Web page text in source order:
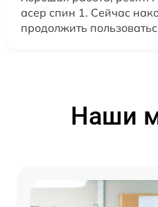
асер спин 1. Сейчас
продолжить
Наши